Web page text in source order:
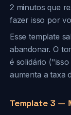
2 minutos que
fazer isso por
Esse template
abandonar. O
é solidário
aumenta a taxa
Template 3 —